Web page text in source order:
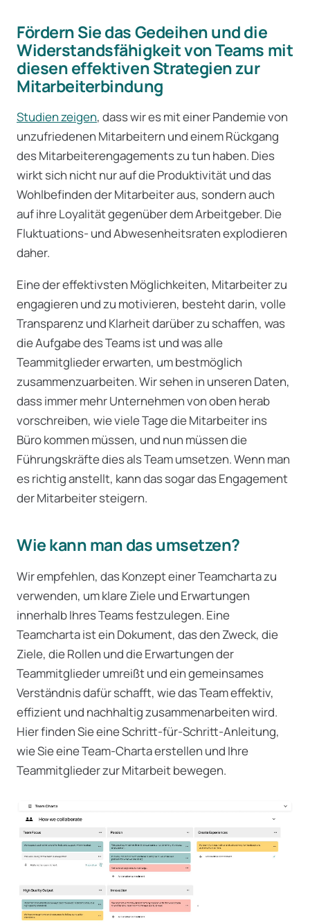
Fördern Sie das Gedeihen und die
Widerstandsfähigkeit von Teams mit
diesen effektiven Strategien zur
Mitarbeiterbindung
Studien zeigen, dass wir es mit einer Pandemie von
unzufriedenen Mitarbeitern und einem Rückgang
des Mitarbeiterengagements zu tun haben. Dies
wirkt sich nicht nur auf die Produktivität und das
Wohlbefinden der Mitarbeiter aus, sondern auch
auf ihre Loyalität gegenüber dem Arbeitgeber. Die
Fluktuations- und Abwesenheitsraten explodieren
daher.
Eine der effektivsten Möglichkeiten, Mitarbeiter zu
engagieren und zu motivieren, besteht darin, volle
Transparenz und Klarheit darüber zu schaffen, was
die Aufgabe des Teams ist und was alle
Teammitglieder erwarten, um bestmöglich
zusammenzuarbeiten. Wir sehen in unseren Daten,
dass immer mehr Unternehmen von oben herab
vorschreiben, wie viele Tage die Mitarbeiter ins
Büro kommen müssen, und nun müssen die
Führungskräfte dies als Team umsetzen. Wenn man
es richtig anstellt, kann das sogar das Engagement
der Mitarbeiter steigern.
Wie kann man das umsetzen?
Wir empfehlen, das Konzept einer Teamcharta zu
verwenden, um klare Ziele und Erwartungen
innerhalb Ihres Teams festzulegen. Eine
Teamcharta ist ein Dokument, das den Zweck, die
Ziele, die Rollen und die Erwartungen der
Teammitglieder umreißt und ein gemeinsames
Verständnis dafür schafft, wie das Team effektiv,
effizient und nachhaltig zusammenarbeiten wird.
Hier finden Sie eine Schritt-für-Schritt-Anleitung,
wie Sie eine Team-Charta erstellen und Ihre
Teammitglieder zur Mitarbeit bewegen.